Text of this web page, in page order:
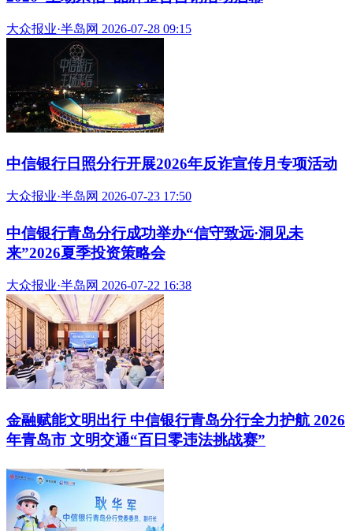
大众报业·半岛网 2026-07-28 09:15
中信银行日照分行开展2026年反诈宣传月专项活动
大众报业·半岛网 2026-07-23 17:50
中信银行青岛分行成功举办“信守致远·洞见未
来”2026夏季投资策略会
大众报业·半岛网 2026-07-22 16:38
金融赋能文明出行 中信银行青岛分行全力护航 2026
年青岛市 文明交通“百日零违法挑战赛”